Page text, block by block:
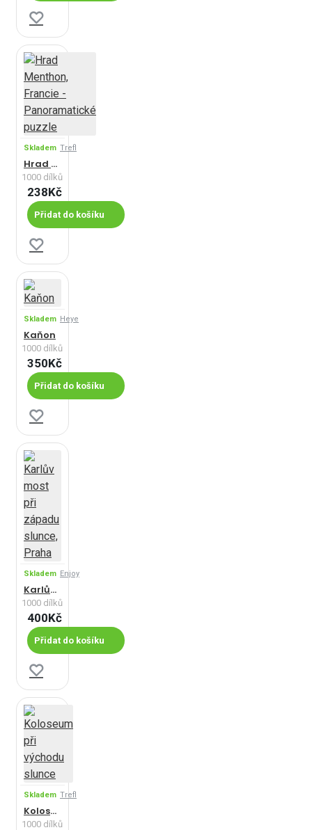
Skladem Trefl
Hrad Menthon, Francie - Panoramatické puzzle
1000 dílků
238Kč
Přidat do košíku
Skladem Heye
Kaňon
1000 dílků
350Kč
Přidat do košíku
Skladem Enjoy
Karlův most při západu slunce, Praha
1000 dílků
400Kč
Přidat do košíku
Skladem Trefl
Koloseum při východu slunce
1000 dílků